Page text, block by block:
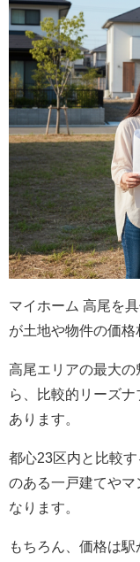
マイホーム 高尾を
が土地や物件の価格
高尾エリアの最大
ら、比較的リーズ
あります。
都心23区内と比較
のある一戸建てや
なります。
もちろん、価格は